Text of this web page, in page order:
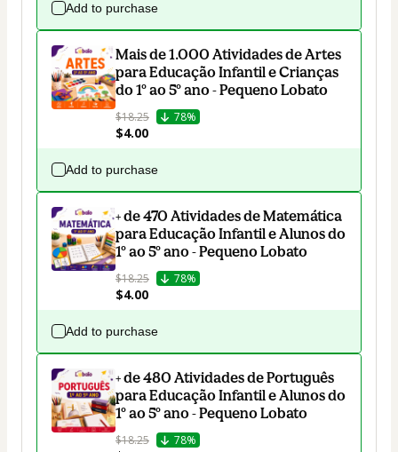
Add to purchase
Mais de 1.000 Atividades de Artes
para Educação Infantil e Crianças
do 1º ao 5º ano - Pequeno Lobato
$18.25 78%
$4.00
Add to purchase
+ de 470 Atividades de Matemática
para Educação Infantil e Alunos do
1º ao 5º ano - Pequeno Lobato
$18.25 78%
$4.00
Add to purchase
+ de 480 Atividades de Português
para Educação Infantil e Alunos do
1º ao 5º ano - Pequeno Lobato
$18.25 78%